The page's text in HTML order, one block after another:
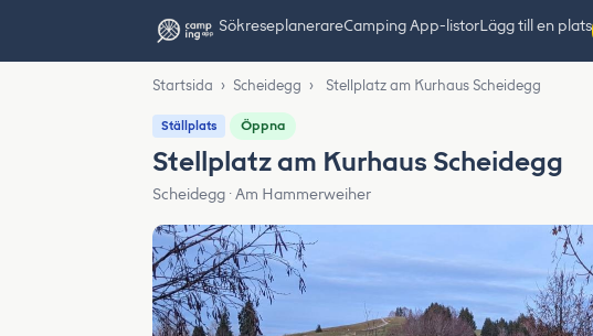
SökreseplanerareCamping App-listorLägg till en plats
Startsida › Scheidegg › Stellplatz am Kurhaus Scheidegg
Ställplats Öppna
Stellplatz am Kurhaus Scheidegg
Scheidegg · Am Hammerweiher